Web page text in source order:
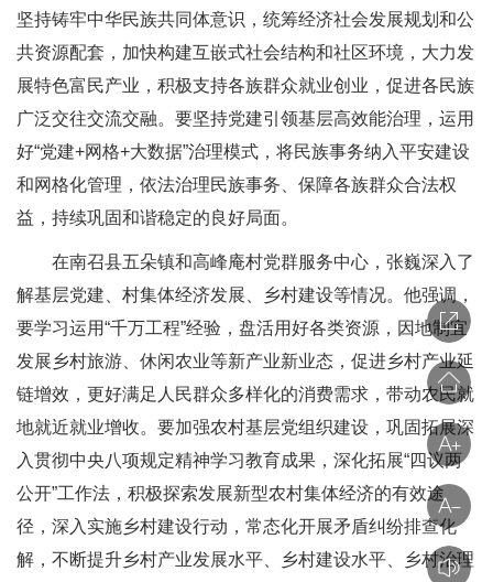
坚持铸牢中华民族共同体意识，统筹经济社会发展规划和公
共资源配套，加快构建互嵌式社会结构和社区环境，大力发
展特色富民产业，积极支持各族群众就业创业，促进各民族
广泛交往交流交融。要坚持党建引领基层高效能治理，运用
好“党建+网格+大数据”治理模式，将民族事务纳入平安建设
和网格化管理，依法治理民族事务、保障各族群众合法权
益，持续巩固和谐稳定的良好局面。
在南召县五朵镇和高峰庵村党群服务中心，张巍深入了
解基层党建、村集体经济发展、乡村建设等情况。他强调，
要学习运用“千万工程”经验，盘活用好各类资源，因地制宜
发展乡村旅游、休闲农业等新产业新业态，促进乡村产业延
链增效，更好满足人民群众多样化的消费需求，带动农民就
地就近就业增收。要加强农村基层党组织建设，巩固拓展深
入贯彻中央八项规定精神学习教育成果，深化拓展“四议两
公开”工作法，积极探索发展新型农村集体经济的有效途
径，深入实施乡村建设行动，常态化开展矛盾纠纷排查化
解，不断提升乡村产业发展水平、乡村建设水平、乡村治理